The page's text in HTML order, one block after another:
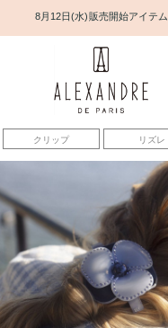
8月12日(水) 販売開始アイテム
クリップ リズレ
ー
ン